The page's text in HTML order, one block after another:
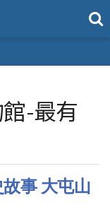
-最有
事 大屯山